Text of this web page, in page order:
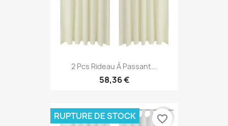
2 Pcs Rideau À Passant...
58,36 €
RUPTURE DE STOCK favorite_border